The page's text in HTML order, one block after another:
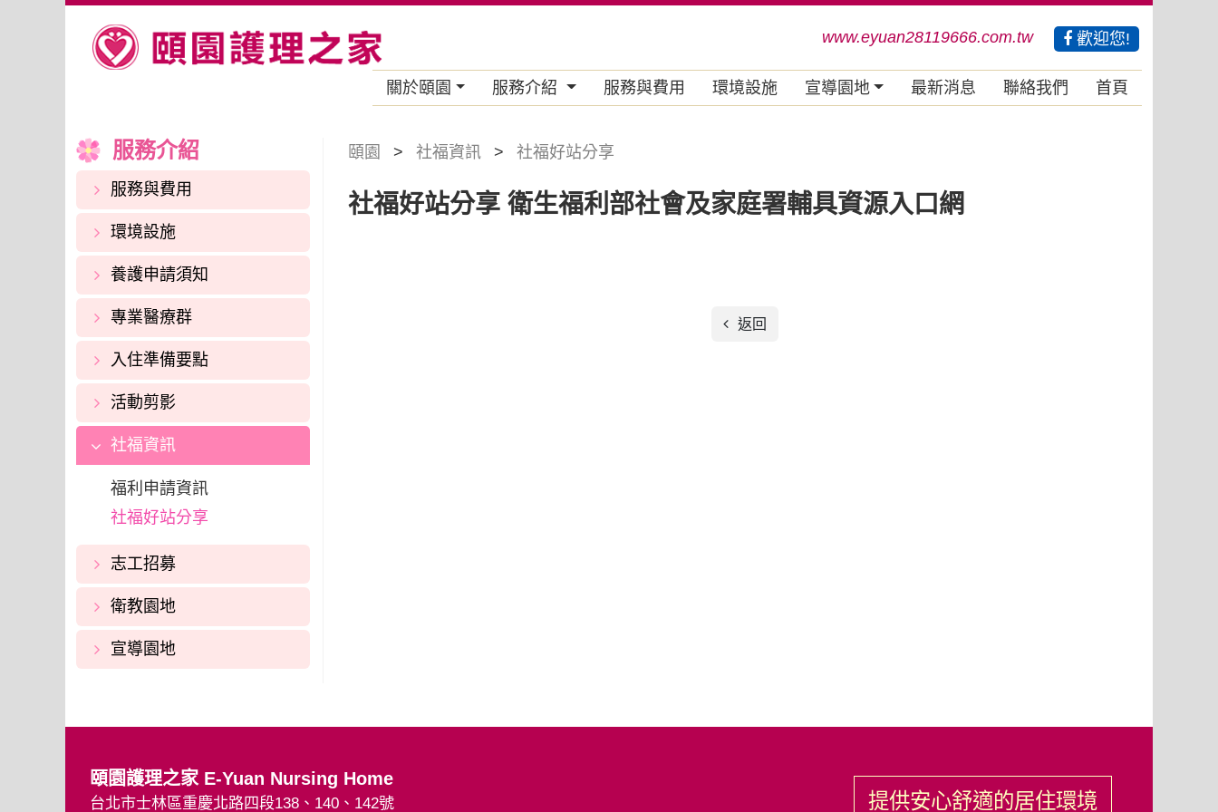
www.eyuan28119666.com.tw
關於頤園 服務介紹 服務與費用 環境設施 宣導園地 最新消息 聯絡我們 首頁
歡迎您!
頤園 社福資訊 社福好站分享
社福好站分享 衛生福利部社會及家庭署輔具資源入口網
返回
服務介紹
服務與費用
環境設施
養護申請須知
專業醫療群
入住準備要點
活動剪影
社福資訊
福利申請資訊
社福好站分享
志工招募
衛教園地
宣導園地
頤園護理之家 E-Yuan Nursing Home
台北市士林區重慶北路四段138、140、142號 提供安心舒適的居住環境